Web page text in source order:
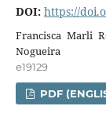
DOI: https://
Francisca Marli
Nogueira
e19129
PDF